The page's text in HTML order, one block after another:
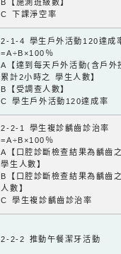
B【施測班級數】
C 下課淨空率
2-1-4 學生戶外活動120達成
=A÷B×100％
A【達到每天戶外活動(含戶外
累計2小時之 學生人數】
B【受調查人數】
C 學生戶外活動120達成率
2-2-1 學生複診齲齒診治率
=A÷B×100％
A【口腔診斷檢查結果為齲齒
學生人數】
B【口腔診斷檢查結果為齲齒
人數】
C 學生複診齲齒診治率
2-2-2 推動午餐潔牙活動